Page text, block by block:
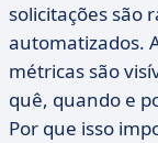
solicitações são
automatizados.
métricas são
quê, quando e
Por que isso